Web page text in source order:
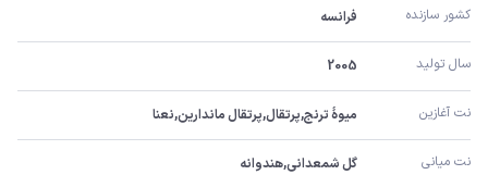
کشور سازنده فرانسه
سال تولید 2005
نت آغازین میوۀ ترنج,پرتقال,پرتقال ماندارین,نعنا
نت میانی گل شمعدانی,هندوانه